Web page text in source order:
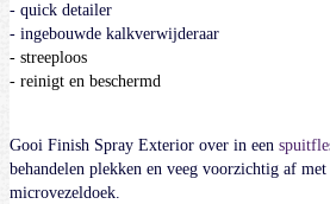
- quick detailer
- ingebouwde kalkverwijderaar
- streeploos
- reinigt en beschermd
Gooi Finish Spray Exterior over in een
behandelen plekken en veeg voorzichtig af met
microvezeldoek.